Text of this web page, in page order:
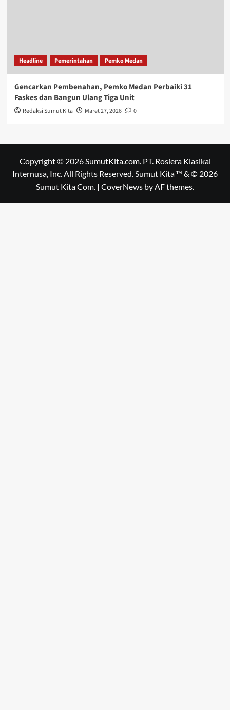
Headline Pemerintahan Pemko Medan
Gencarkan Pembenahan, Pemko Medan Perbaiki 31
Faskes dan Bangun Ulang Tiga Unit
Redaksi Sumut Kita Maret 27, 2026 0
Copyright © 2026 SumutKita.com. PT. Rosiera Klasikal
Internusa, Inc. All Rights Reserved. Sumut Kita ™ & © 2026
Sumut Kita Com. | CoverNews by AF themes.